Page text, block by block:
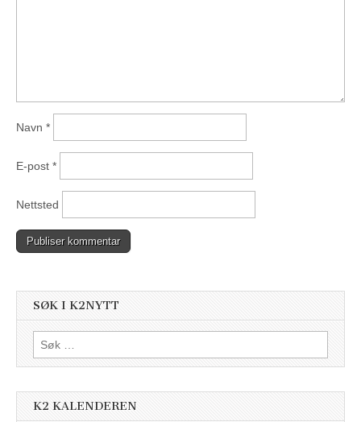
Navn *
E-post *
Nettsted
SØK I K2NYTT
Søk
etter:
K2 KALENDEREN